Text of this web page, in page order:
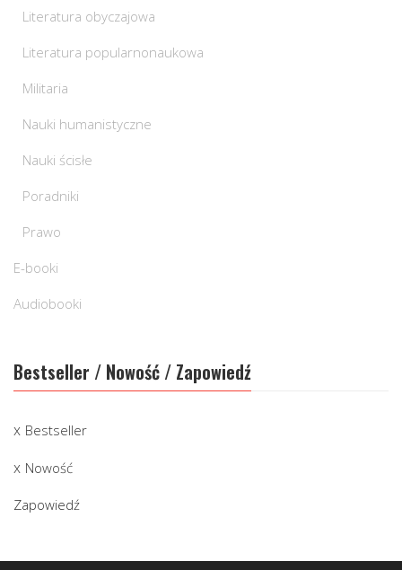
Literatura obyczajowa
Literatura popularnonaukowa
Militaria
Nauki humanistyczne
Nauki ścisłe
Poradniki
Prawo
E-booki
Audiobooki
Bestseller / Nowość / Zapowiedź
Bestseller
Nowość
Zapowiedź